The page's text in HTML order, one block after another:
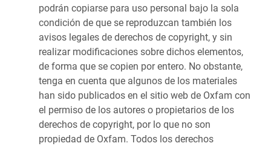
podrán copiarse para uso personal bajo la sola
condición de que se reproduzcan también los
avisos legales de derechos de copyright, y sin
realizar modificaciones sobre dichos elementos,
de forma que se copien por entero. No obstante,
tenga en cuenta que algunos de los materiales
han sido publicados en el sitio web de Oxfam con
el permiso de los autores o propietarios de los
derechos de copyright, por lo que no son
propiedad de Oxfam. Todos los derechos